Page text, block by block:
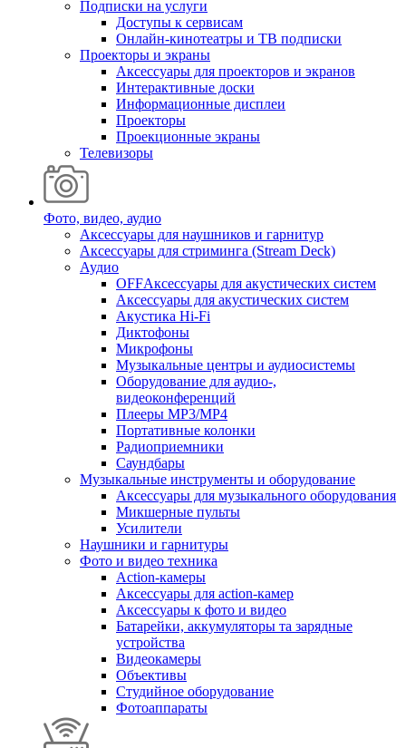
Подписки на услуги
Доступы к сервисам
Онлайн-кинотеатры и ТВ подписки
Проекторы и экраны
Аксессуары для проекторов и экранов
Интерактивные доски
Информационные дисплеи
Проекторы
Проекционные экраны
Телевизоры
Фото, видео, аудио
Аксессуары для наушников и гарнитур
Аксессуары для стриминга (Stream Deck)
Аудио
OFFАксессуары для акустических систем
Аксессуары для акустических систем
Акустика Hi-Fi
Диктофоны
Микрофоны
Музыкальные центры и аудиосистемы
Оборудование для аудио-,
видеоконференций
Плееры MP3/MP4
Портативные колонки
Радиоприемники
Саундбары
Музыкальные инструменты и оборудование
Аксессуары для музыкального оборудования
Микшерные пульты
Усилители
Наушники и гарнитуры
Фото и видео техника
Action-камеры
Аксессуары для action-камер
Аксессуары к фото и видео
Батарейки, аккумуляторы та зарядные
устройства
Видеокамеры
Объективы
Студийное оборудование
Фотоаппараты